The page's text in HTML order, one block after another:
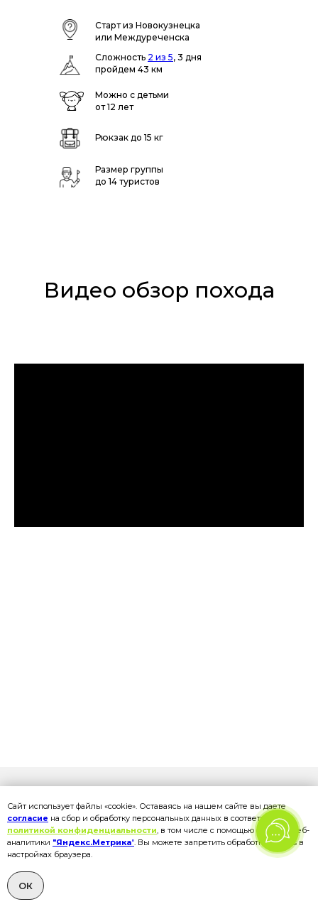
Старт из Новокузнецка
или Междуреченска
Сложность 2 из 5, 3 дня
пройдем 43 км
Рюкзак до 15 кг
Размер группы
до 14 туристов
Можно с детьми
от 12 лет
Видео обзор похода
Программа по дням
ПЕРВЫЙ ДЕНЬ
Сайт использует файлы «cookie». Оставаясь на нашем сайте вы даете
согласие на сбор и обработку персональных данных в соответствии с
политикой конфиденциальности, в том числе с помощью сервиса веб-
аналитики "Яндекс.Метрика". Вы можете запретить обработку cookies в
настройках браузера.
ОК